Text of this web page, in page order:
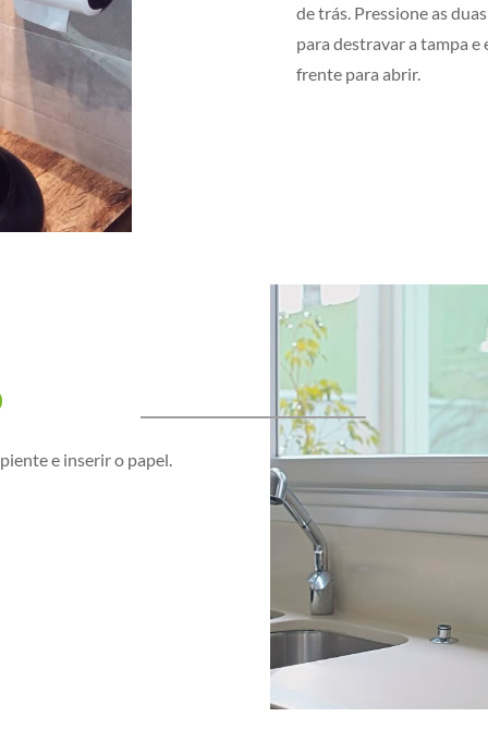
de trás. Pressione as
para destravar a tampa
frente para abrir.
e inserir o papel.